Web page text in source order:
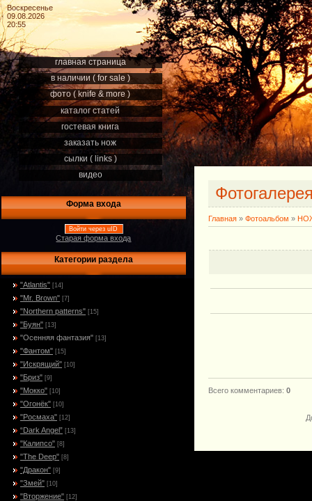
Воскресенье
09.08.2026
20:55
главная страница
в наличии ( for sale )
фото ( knife & more )
каталог статей
гостевая книга
заказать нож
сылки ( links )
видео
Форма входа
Войти через uID
Старая форма входа
Категории раздела
"Atlantis" [14]
"Mr. Brown" [7]
"Northern patterns" [15]
"Буян" [13]
"Осенняя фантазия" [13]
"Фантом" [15]
"Искрящий" [10]
"Бриз" [9]
"Мокко" [10]
"Огонёк" [10]
"Росмаха" [12]
“Dark Angel” [13]
"Калипсо" [8]
"The Deep" [8]
"Дракон" [9]
"Змей" [10]
"Вторжение" [12]
Главная » Фотоальбом »
Всего комментариев: 0